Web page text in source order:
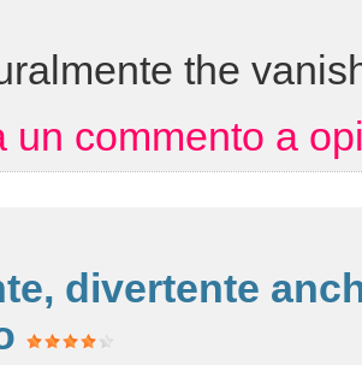
the
un commento a
divertente